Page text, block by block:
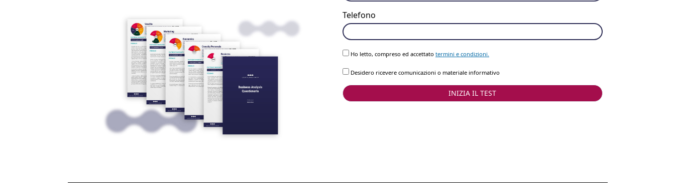
Telefono
Ho letto, compreso ed accettato termini e condizioni.
Desidero ricevere comunicazioni o materiale informativo
INIZIA IL TEST